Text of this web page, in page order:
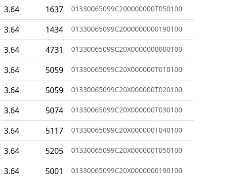
3.64 1637 01330065099C200000000T050100
3.64 1434 01330065099C2000000000190100
3.64 4731 01330065099C20X0000000000100
3.64 5059 01330065099C20X000000T010100
3.64 5059 01330065099C20X000000T020100
3.64 5074 01330065099C20X000000T030100
3.64 5117 01330065099C20X000000T040100
3.64 5205 01330065099C20X000000T050100
3.64 5001 01330065099C20X0000000190100